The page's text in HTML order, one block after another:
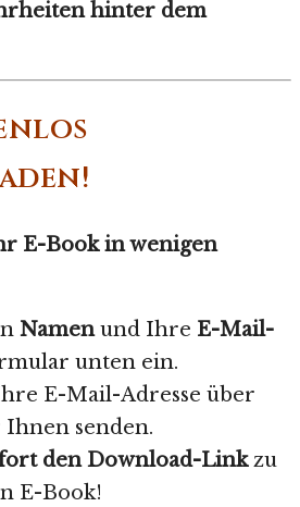
hinter dem
E-Book in wenigen
Namenund Ihre E-Mail-
unten ein.
E-Mail-Adresse über
senden.
den Download-Linkzu
E-Book!